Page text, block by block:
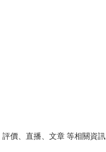
價、直播、文章 等相關資訊